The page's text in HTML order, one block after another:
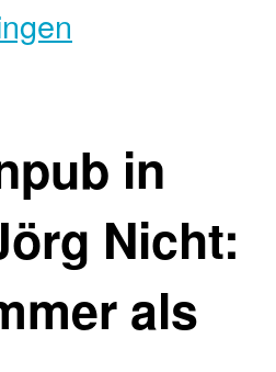
in
Nicht:
als